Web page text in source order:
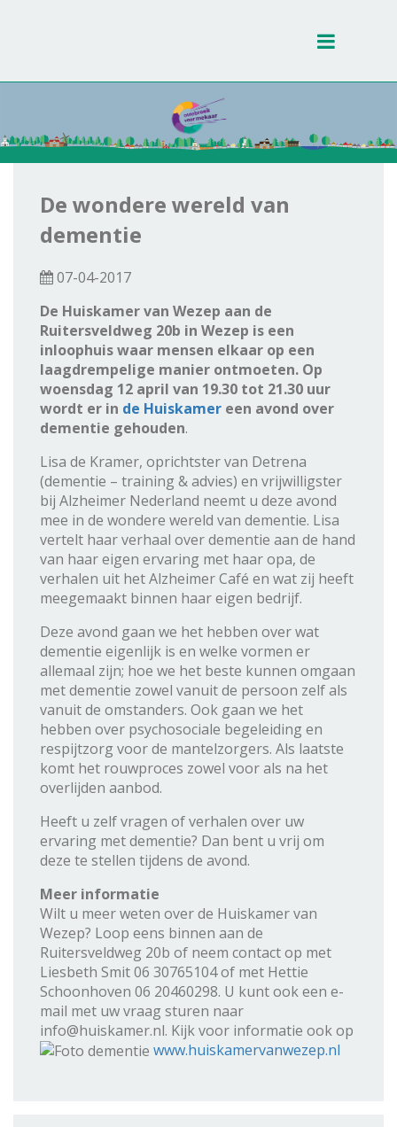
Toggle
De wondere wereld van
dementie
07-04-2017
De Huiskamer van Wezep aan de
Ruitersveldweg 20b in Wezep is een
inloophuis waar mensen elkaar op een
laagdrempelige manier ontmoeten. Op
woensdag 12 april van 19.30 tot 21.30 uur
wordt er in de Huiskamer een avond over
dementie gehouden.
Lisa de Kramer, oprichtster van Detrena
(dementie – training & advies) en vrijwilligster
bij Alzheimer Nederland neemt u deze avond
mee in de wondere wereld van dementie. Lisa
vertelt haar verhaal over dementie aan de hand
van haar eigen ervaring met haar opa, de
verhalen uit het Alzheimer Café en wat zij heeft
meegemaakt binnen haar eigen bedrijf.
Deze avond gaan we het hebben over wat
dementie eigenlijk is en welke vormen er
allemaal zijn; hoe we het beste kunnen omgaan
met dementie zowel vanuit de persoon zelf als
vanuit de omstanders. Ook gaan we het
hebben over psychosociale begeleiding en
respijtzorg voor de mantelzorgers. Als laatste
komt het rouwproces zowel voor als na het
overlijden aanbod.
Heeft u zelf vragen of verhalen over uw
ervaring met dementie? Dan bent u vrij om
deze te stellen tijdens de avond.
Meer informatie
Wilt u meer weten over de Huiskamer van
Wezep? Loop eens binnen aan de
Ruitersveldweg 20b of neem contact op met
Liesbeth Smit 06 30765104 of met Hettie
Schoonhoven 06 20460298. U kunt ook een e-
mail met uw vraag sturen naar
info@huiskamer.nl. Kijk voor informatie ook op
www.huiskamervanwezep.nl